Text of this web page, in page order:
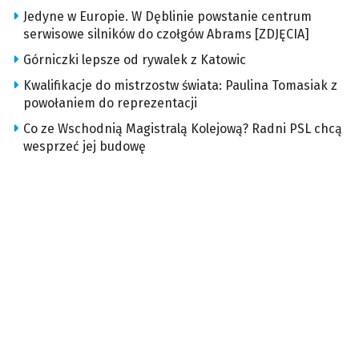
Jedyne w Europie. W Dęblinie powstanie centrum
serwisowe silników do czołgów Abrams [ZDJĘCIA]
Górniczki lepsze od rywalek z Katowic
Kwalifikacje do mistrzostw świata: Paulina Tomasiak z
powołaniem do reprezentacji
Co ze Wschodnią Magistralą Kolejową? Radni PSL chcą
wesprzeć jej budowę